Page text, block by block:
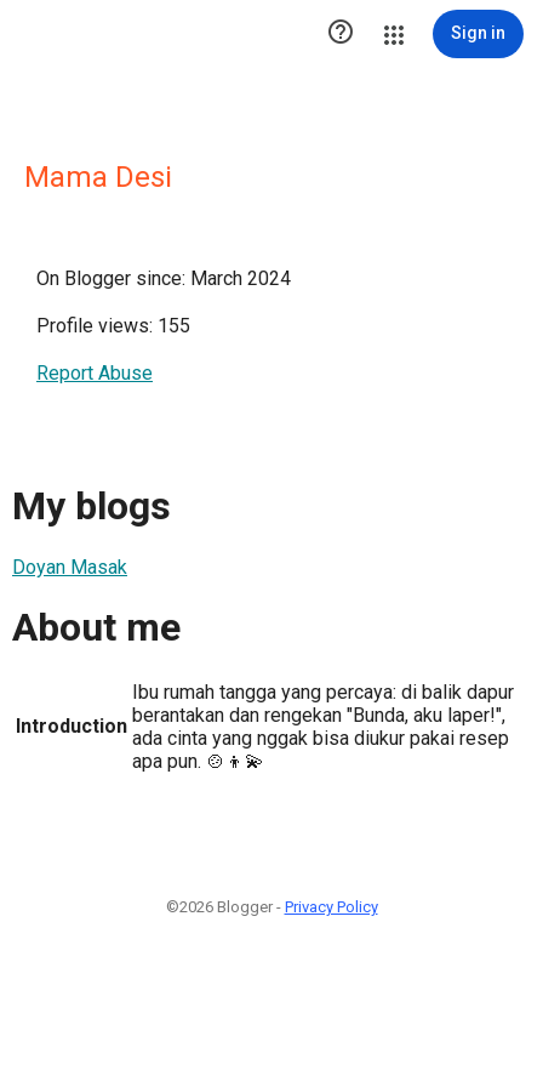
 Sign in
Mama Desi
On Blogger since: March 2024
Profile views: 155
Report Abuse
My blogs
Doyan Masak
About me
Introduction
Ibu rumah tangga yang percaya: di balik dapur
berantakan dan rengekan "Bunda, aku laper!",
ada cinta yang nggak bisa diukur pakai resep
apa pun. 🍲👦💫
©2026 Blogger - Privacy Policy